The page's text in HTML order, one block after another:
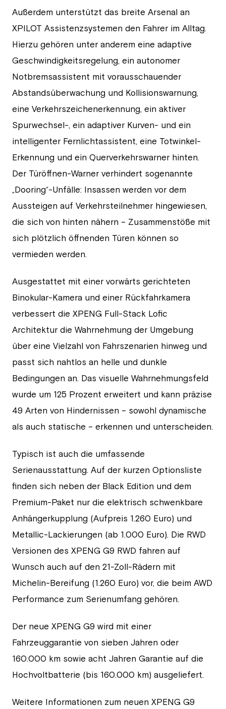
Außerdem unterstützt das breite Arsenal an
XPILOT Assistenzsystemen den Fahrer im Alltag.
Hierzu gehören unter anderem eine adaptive
Geschwindigkeitsregelung, ein autonomer
Notbremsassistent mit vorausschauender
Abstandsüberwachung und Kollisionswarnung,
eine Verkehrszeichenerkennung, ein aktiver
Spurwechsel-, ein adaptiver Kurven- und ein
intelligenter Fernlichtassistent, eine Totwinkel-
Erkennung und ein Querverkehrswarner hinten.
Der Türöffnen-Warner verhindert sogenannte
„Dooring“-Unfälle: Insassen werden vor dem
Aussteigen auf Verkehrsteilnehmer hingewiesen,
die sich von hinten nähern – Zusammenstöße mit
sich plötzlich öffnenden Türen können so
vermieden werden.
Ausgestattet mit einer vorwärts gerichteten
Binokular-Kamera und einer Rückfahrkamera
verbessert die XPENG Full-Stack Lofic
Architektur die Wahrnehmung der Umgebung
über eine Vielzahl von Fahrszenarien hinweg und
passt sich nahtlos an helle und dunkle
Bedingungen an. Das visuelle Wahrnehmungsfeld
wurde um 125 Prozent erweitert und kann präzise
49 Arten von Hindernissen – sowohl dynamische
als auch statische – erkennen und unterscheiden.
Typisch ist auch die umfassende
Serienausstattung. Auf der kurzen Optionsliste
finden sich neben der Black Edition und dem
Premium-Paket nur die elektrisch schwenkbare
Anhängerkupplung (Aufpreis 1.260 Euro) und
Metallic-Lackierungen (ab 1.000 Euro). Die RWD
Versionen des XPENG G9 RWD fahren auf
Wunsch auch auf den 21-Zoll-Rädern mit
Michelin-Bereifung (1.260 Euro) vor, die beim AWD
Performance zum Serienumfang gehören.
Der neue XPENG G9 wird mit einer
Fahrzeuggarantie von sieben Jahren oder
160.000 km sowie acht Jahren Garantie auf die
Hochvoltbatterie (bis 160.000 km) ausgeliefert.
Weitere Informationen zum neuen XPENG G9